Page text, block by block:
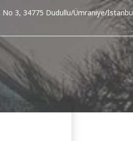
No 3, 34775 Dudullu/Ümraniye/İstanbu